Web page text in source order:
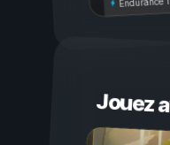
Jouez